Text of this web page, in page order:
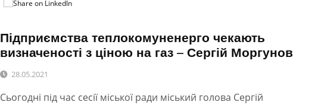
Підприємства теплокомуненерго чекають
визначеності з ціною на газ – Сергій Моргунов
28.05.2021
Сьогодні під час сесії міської ради міський голова Сергій